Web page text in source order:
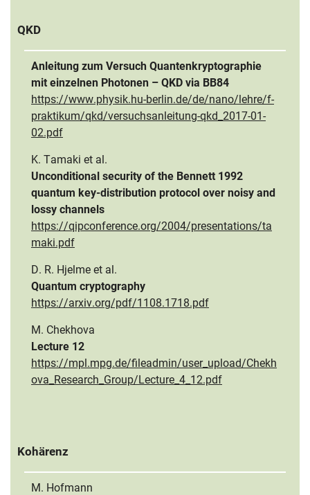
QKD
Anleitung zum Versuch Quantenkryptographie
mit einzelnen Photonen – QKD via BB84
https://www.physik.hu-berlin.de/de/nano/lehre/f-
praktikum/qkd/versuchsanleitung-qkd_2017-01-
02.pdf
K. Tamaki et al.
Unconditional security of the Bennett 1992
quantum key-distribution protocol over noisy and
lossy channels
https://qipconference.org/2004/presentations/ta
maki.pdf
D. R. Hjelme et al.
Quantum cryptography
https://arxiv.org/pdf/1108.1718.pdf
M. Chekhova
Lecture 12
https://mpl.mpg.de/fileadmin/user_upload/Chekh
ova_Research_Group/Lecture_4_12.pdf
Kohärenz
M. Hofmann